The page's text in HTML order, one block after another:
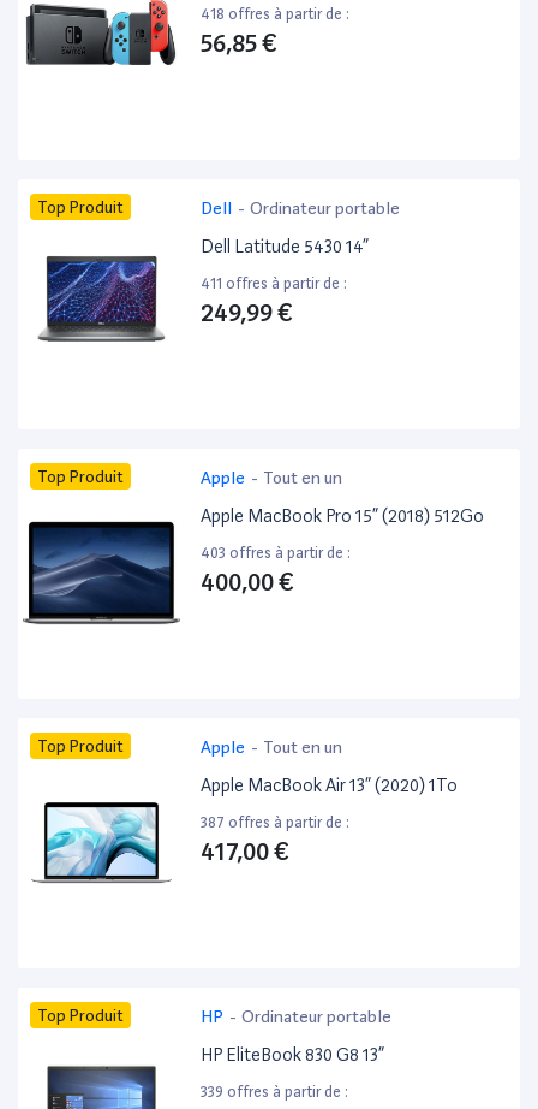
418 offres à partir de :
56,85 €
Top Produit Dell - Ordinateur portable
Dell Latitude 5430 14”
411 offres à partir de :
249,99 €
Top Produit Apple - Tout en un
Apple MacBook Pro 15” (2018) 512Go
403 offres à partir de :
400,00 €
Top Produit Apple - Tout en un
Apple MacBook Air 13” (2020) 1To
387 offres à partir de :
417,00 €
Top Produit HP - Ordinateur portable
HP EliteBook 830 G8 13”
339 offres à partir de :